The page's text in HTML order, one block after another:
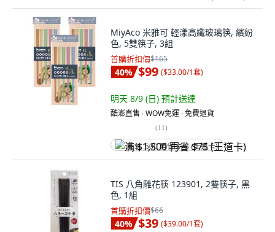
MiyAco 米雅可 輕漾高纖玻璃筷, 繽紛
色, 5雙筷子, 3組
首購折扣價$165
40% $99 ($33.00/1套)
明天 8/9 (日) 預計送達
酷澎直售 ∙ WOW免運 ∙ 免費退貨
(11)
满 $1,500 再省 $75 (王道卡)
TIS 八角雕花筷 123901, 2雙筷子, 黑
色, 1組
首購折扣價$66
40% $39 ($39.00/1套)